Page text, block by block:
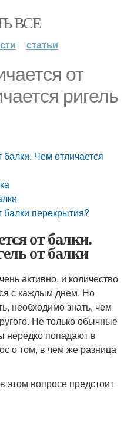
ВСЕ
статьи
от
ригель
балки. Чем отличается
балки перекрытия?
от балки.
от балки
активно, и количество
с каждым днем. Но
необходимо знать, чем
Не только обычные
попадают в
о том, в чем же разница
этом вопросе предстоит